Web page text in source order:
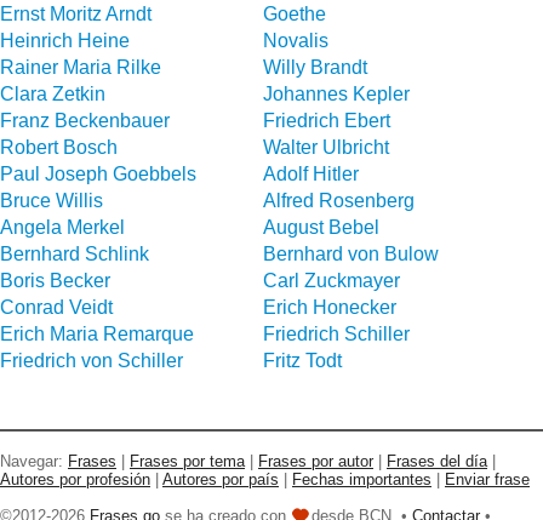
Ernst Moritz Arndt
Goethe
Heinrich Heine
Novalis
Rainer Maria Rilke
Willy Brandt
Clara Zetkin
Johannes Kepler
Franz Beckenbauer
Friedrich Ebert
Robert Bosch
Walter Ulbricht
Paul Joseph Goebbels
Adolf Hitler
Bruce Willis
Alfred Rosenberg
Angela Merkel
August Bebel
Bernhard Schlink
Bernhard von Bulow
Boris Becker
Carl Zuckmayer
Conrad Veidt
Erich Honecker
Erich Maria Remarque
Friedrich Schiller
Friedrich von Schiller
Fritz Todt
Navegar: Frases Frases por tema| Frases por autor Frases del día|
Autores por profesión
Autores por país Fechas importantes
Enviar frase
©2012-2026 Frases go se ha creado con desde BCN. • Contactar •